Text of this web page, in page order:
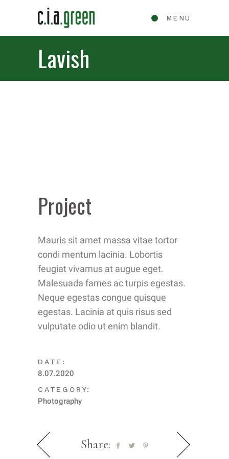
MENU
Lavish
Project
Mauris sit amet massa vitae tortor
condi mentum lacinia. Lobortis
feugiat vivamus at augue eget.
Malesuada fames ac turpis egestas.
Neque egestas congue quisque
egestas. Lacinia at quis risus sed
vulputate odio ut enim blandit.
DATE:
8.07.2020
CATEGORY:
Photography
Share: